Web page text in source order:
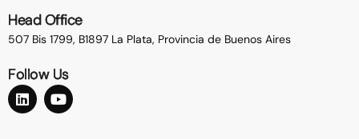
Head Office
507 Bis 1799, B1897 La Plata, Provincia de Buenos Aires
Follow Us